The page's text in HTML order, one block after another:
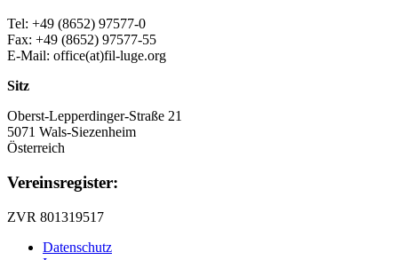
Tel: +49 (8652) 97577-0
Fax: +49 (8652) 97577-55
E-Mail: office(at)fil-luge.org
Sitz
Oberst-Lepperdinger-Straße 21
5071 Wals-Siezenheim
Österreich
Vereinsregister:
ZVR 801319517
Datenschutz